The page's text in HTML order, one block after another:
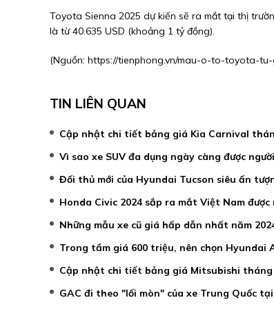
Toyota Sienna 2025 dự kiến sẽ ra mắt tại thị
là từ 40.635 USD (khoảng 1 tỷ đồng).
(Nguồn: https://tienphong.vn/mau-o-to-toyota-
TIN LIÊN QUAN
Cập nhật chi tiết bảng giá Kia Carnival
Vì sao xe SUV đa dụng ngày càng được
Đối thủ mới của Hyundai Tucson siêu ấn
Honda Civic 2024 sắp ra mắt Việt Nam
Những mẫu xe cũ giá hấp dẫn nhất năm
Trong tầm giá 600 triệu, nên chọn Hyundai
Cập nhật chi tiết bảng giá Mitsubishi tháng
GAC đi theo "lối mòn" của xe Trung Quốc